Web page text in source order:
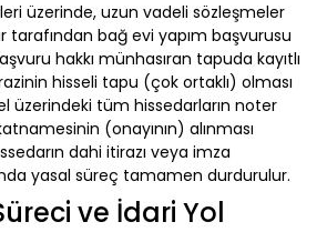
üzerinde, uzun vadeli sözleşmeler
tarafından bağ evi yapım başvurusu
hakkı münhasıran tapuda kayıtlı
hisseli tapu (çok ortaklı) olması
üzerindeki tüm hissedarların noter
(onayının) alınması
dahi itirazı veya imza
yasal süreç tamamen durdurulur.
ve İdari Yol